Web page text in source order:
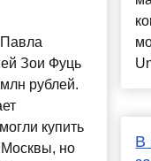
Зои Фуць
рублей.
купить
но
В